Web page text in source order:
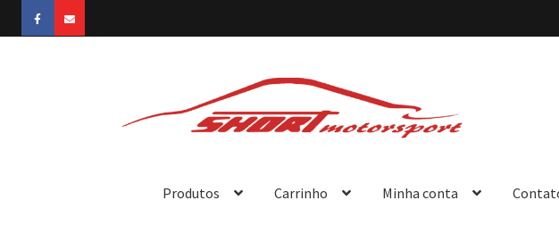
para
navegação
para
Produtos Carrinho Minha conta